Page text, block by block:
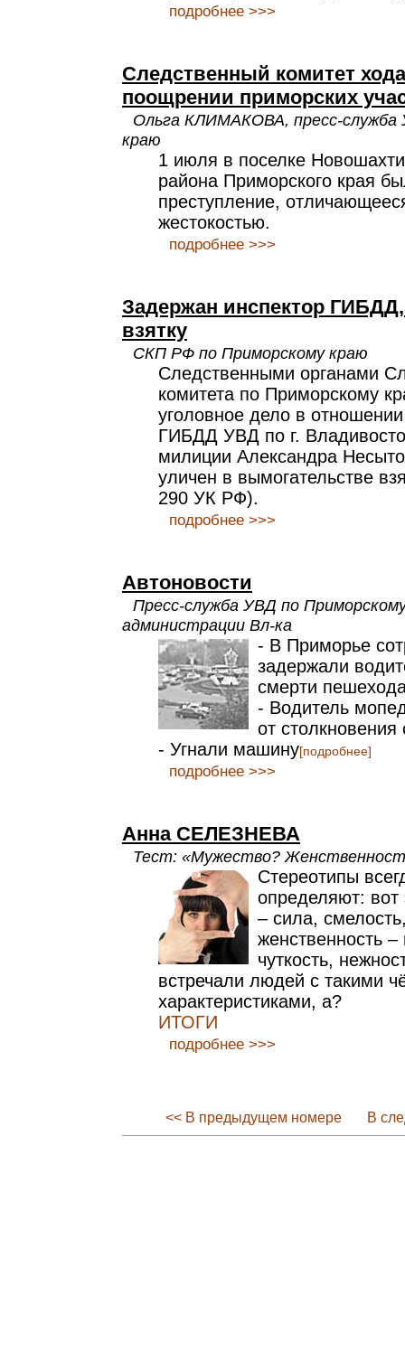
подробнее >>>
Следственный комитет
поощрении приморских
Ольга КЛИМАКОВА, пресс-служба
краю
1 июля в поселке
района Приморского края
преступление,
жестокостью.
подробнее >>>
Задержан инспектор
взятку
СКП РФ по Приморскому краю
Следственными органами
комитета по Приморскому
уголовное дело в
ГИБДД УВД по г.
милиции Александра
уличен в вымогательстве
290 УК РФ).
подробнее >>>
Автоновости
Пресс-служба УВД по
администрации Вл-ка
- В Приморье
задержали
смерти
- Водитель
от столкновения
- Угнали машину[подробнее]
подробнее >>>
Анна СЕЛЕЗНЕВА
Тест: «Мужество?
Стереотипы
определяют: вот
– сила,
женственность –
чуткость,
встречали людей с такими
характеристиками, а?
ИТОГИ
подробнее >>>
<< В предыдущем номере В